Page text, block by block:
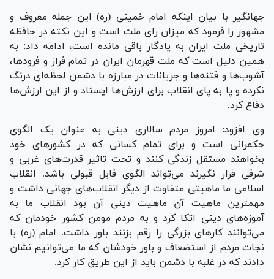
جهانگیر با بیان اینکه امام خمینی (ره) این جمله معروف و
مشهور را فرمود که میزان رای ملت است و این نکته در حافظه
تاریخی ملت ایران به یادگار باقی مانده است، ادامه داد: به
همین دلیل است که ملت قهرمان ایران در تمام فراز و فرودها،
آشوب‌ها و فتنه‌ها و جریانات در مبارزه با دشمن لحظه‌ای درنگ
نکرده و پا به پای انقلاب برای ارزش‌ها ایستاد و از این ارزش‌ها
دفاع کرد.
وی افزود: امروز مردم سالاری دینی به عنوان یک الگوی
حکمرانی است و برای تمام کسانی که در کشور‌های خود
بخواهند مستقل زندگی کنند و تحت تاثیر قدرت‌های غربی و
شرقی قرار نگیرند می‌تواند الگوی قابل قبولی باشد. انقلاب
اسلامی ما ماهیتی متفاوت از دیگر انقلاب‌های جهانی داشت و
مهمترین ماهیت آن ماهیت دینی آن بود انقلاب ما به
آموزه‌های دینی اتکا کرد و به مردم مومن کشور خودمان که
می‌توانند کار‌های بزرگی را رقم بزنند باور داشت. امام (ره) با
نجات مردم از استضعاف و باور خودشان که ما می‌توانیم نشان
دادند که در غلبه با دشمن باید از این طریق کار کرد.